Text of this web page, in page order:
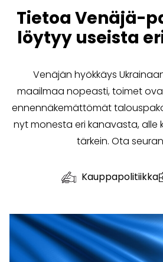
Tietoa Venäjä-
löytyy useista
Venäjän hyökkäys
maailmaa nopeasti, toimet
ennennäkemättömät
nyt monesta eri kanavasta,
tärkein. Ota
Kauppapolitiikka